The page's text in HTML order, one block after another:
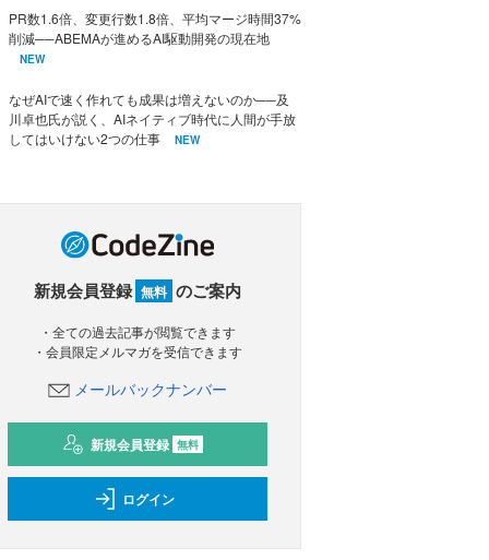
PR数1.6倍、変更行数1.8倍、平均マージ時間37%
削減──ABEMAが進めるAI駆動開発の現在地
NEW
なぜAIで速く作れても成果は増えないのか──及
川卓也氏が説く、AIネイティブ時代に人間が手放
してはいけない2つの仕事
NEW
新規会員登録 無料 のご案内
・全ての過去記事が閲覧できます
・会員限定メルマガを受信できます
メールバックナンバー
新規会員登録 無料
ログイン